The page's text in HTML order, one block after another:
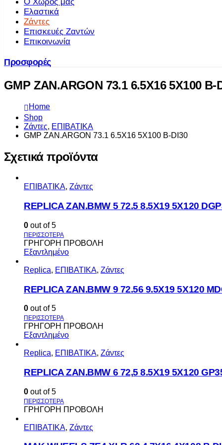
Ελαστικά
Ζάντες
Επισκευές Ζαντών
Επικοινωνία
Προσφορές
GMP ZAN.ARGON 73.1 6.5X16 5X100 B-
Home
Shop
Ζάντες, ΕΠΙΒΑΤΙΚΑ
GMP ZAN.ARGON 73.1 6.5X16 5X100 B-DI30
Σχετικά προϊόντα
ΕΠΙΒΑΤΙΚΑ, Ζάντες
REPLICA ZAN.BMW 5 72.5 8.5X19 5X120
0 out of 5
ΓΡΗΓΟΡΗ ΠΡΟΒΟΛΗ
Εξαντλημένο
Replica, ΕΠΙΒΑΤΙΚΑ, Ζάντες
REPLICA ZAN.BMW 9 72.56 9.5X19 5X120
0 out of 5
ΓΡΗΓΟΡΗ ΠΡΟΒΟΛΗ
Εξαντλημένο
Replica, ΕΠΙΒΑΤΙΚΑ, Ζάντες
REPLICA ZAN.BMW 6 72,5 8.5X19 5X120
0 out of 5
ΓΡΗΓΟΡΗ ΠΡΟΒΟΛΗ
ΕΠΙΒΑΤΙΚΑ, Ζάντες